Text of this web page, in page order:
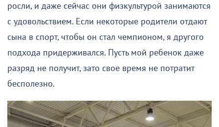
росли, и даже сейчас они физкультурой занимаются
с удовольствием. Если некоторые родители отдают
сына в спорт, чтобы он стал чемпионом, я другого
подхода придерживался. Пусть мой ребенок даже
разряд не получит, зато свое время не потратит
бесполезно.